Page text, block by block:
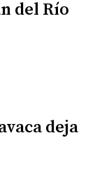
del Río
deja